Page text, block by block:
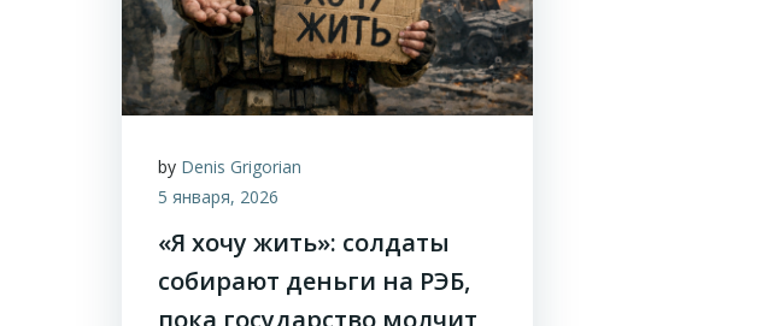
by Denis Grigorian
5 января, 2026
«Я хочу жить»: солдаты
собирают деньги на РЭБ,
пока государство молчит